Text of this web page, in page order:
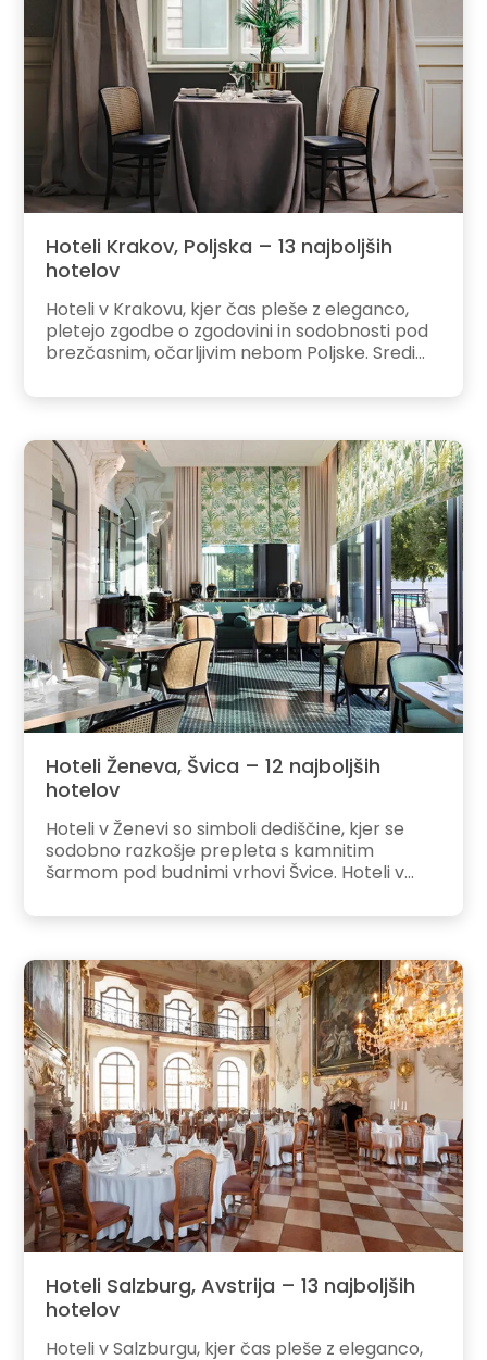
Hoteli Krakov, Poljska – 13 najboljših
hotelov
Hoteli v Krakovu, kjer čas pleše z eleganco,
pletejo zgodbe o zgodovini in sodobnosti pod
brezčasnim, očarljivim nebom Poljske. Sredi...
Hoteli Ženeva, Švica – 12 najboljših
hotelov
Hoteli v Ženevi so simboli dediščine, kjer se
sodobno razkošje prepleta s kamnitim
šarmom pod budnimi vrhovi Švice. Hoteli v...
Hoteli Salzburg, Avstrija – 13 najboljših
hotelov
Hoteli v Salzburgu, kjer čas pleše z eleganco,